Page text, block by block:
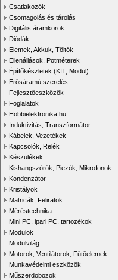
Csatlakozók
Csomagolás és tárolás
Digitális áramkörök
Diódák
Elemek, Akkuk, Töltők
Ellenállások, Potméterek
Építőkészletek (KIT, Modul)
Erősáramú szerelés
Fejlesztőeszközök
Foglalatok
Hobbielektronika.hu
Induktivitás, Transzformátor
Kábelek, Vezetékek
Kapcsolók, Relék
Készülékek
Kishangszórók, Piezók, Mikrofonok
Kondenzátor
Kristályok
Matricák, Feliratok
Méréstechnika
Mini PC, ipari PC, tartozékok
Modulok
Modulvilág
Motorok, Ventilátorok, Fűtőelemek
Munkavédelmi eszközök
Műszerdobozok